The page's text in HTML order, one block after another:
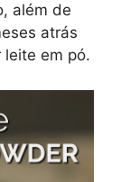
além de
atrás
em pó.